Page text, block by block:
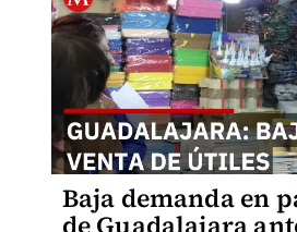
Baja demanda en